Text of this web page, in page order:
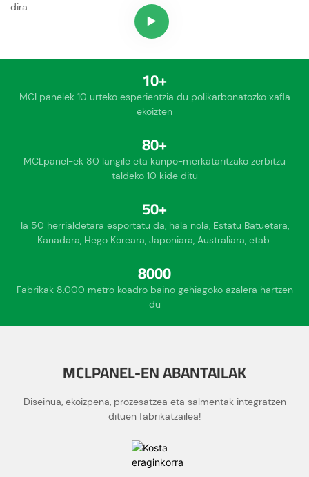
dira.
10+
MCLpanelek 10 urteko esperientzia du polikarbonatozko xafla
ekoizten
80+
MCLpanel-ek 80 langile eta kanpo-merkataritzako zerbitzu
taldeko 10 kide ditu
50+
Ia 50 herrialdetara esportatu da, hala nola, Estatu Batuetara,
Kanadara, Hego Koreara, Japoniara, Australiara, etab.
8000
Fabrikak 8.000 metro koadro baino gehiagoko azalera hartzen
du
MCLPANEL-EN ABANTAILAK
Diseinua, ekoizpena, prozesatzea eta salmentak integratzen
dituen fabrikatzailea!